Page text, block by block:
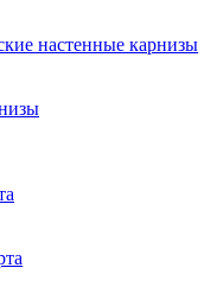
настенные карнизы